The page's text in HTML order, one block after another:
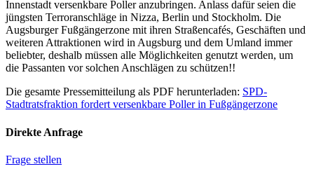
Innenstadt versenkbare Poller anzubringen. Anlass dafür seien die
jüngsten Terroranschläge in Nizza, Berlin und Stockholm. Die
Augsburger Fußgängerzone mit ihren Straßencafés, Geschäften und
weiteren Attraktionen wird in Augsburg und dem Umland immer
beliebter, deshalb müssen alle Möglichkeiten genutzt werden, um
die Passanten vor solchen Anschlägen zu schützen!!
Die gesamte Pressemitteilung als PDF herunterladen: SPD-
Stadtratsfraktion fordert versenkbare Poller in Fußgängerzone
Direkte Anfrage
Frage stellen